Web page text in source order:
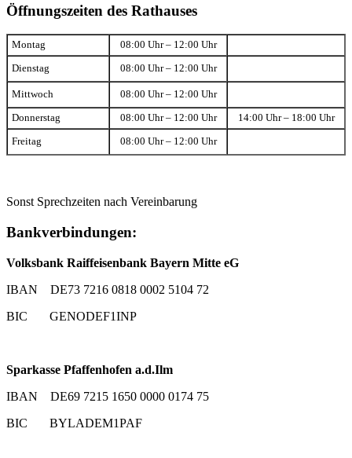
Öffnungszeiten des Rathauses
Montag 08:00 Uhr – 12:00 Uhr
Dienstag 08:00 Uhr – 12:00 Uhr
Mittwoch 08:00 Uhr – 12:00 Uhr
Donnerstag 08:00 Uhr – 12:00 Uhr 14:00 Uhr – 18:00 Uhr
Freitag 08:00 Uhr – 12:00 Uhr
Sonst Sprechzeiten nach Vereinbarung
Bankverbindungen:
Volksbank Raiffeisenbank Bayern Mitte eG
IBAN DE73 7216 0818 0002 5104 72
BIC GENODEF1INP
Sparkasse Pfaffenhofen a.d.Ilm
IBAN DE69 7215 1650 0000 0174 75
BIC BYLADEM1PAF